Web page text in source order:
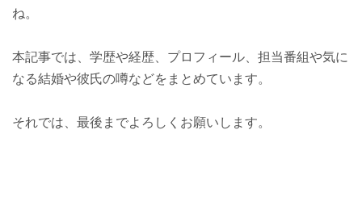
ね。
本記事では、学歴や経歴、プロフィール、担当番組や気に
なる結婚や彼氏の噂などをまとめています。
それでは、最後までよろしくお願いします。